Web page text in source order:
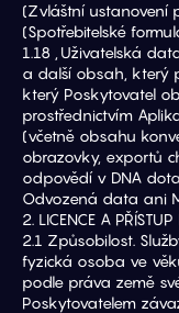
(Zvláštní ustanovení
(Spotřebitelské
1.18 „Uživatelská
a další obsah, který
který Poskytovatel
prostřednictvím
(včetně obsahu
obrazovky, exportů
odpovědí v DNA
Odvozená data ani
2. LICENCE A
2.1 Způsobilost.
fyzická osoba ve
podle práva země
Poskytovatelem